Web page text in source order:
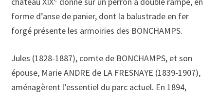
forme d’anse de panier, dont la balustrade en fer
forgé présente les armoiries des BONCHAMPS.
Jules (1828-1887), comte de BONCHAMPS, et son
épouse, Marie ANDRE de LA FRESNAYE (1839-1907),
aménagèrent l’essentiel du parc actuel. En 1894,